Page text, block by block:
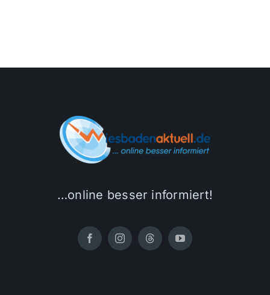
…online besser informiert!